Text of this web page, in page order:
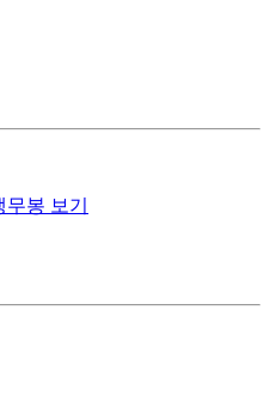
봉 보기